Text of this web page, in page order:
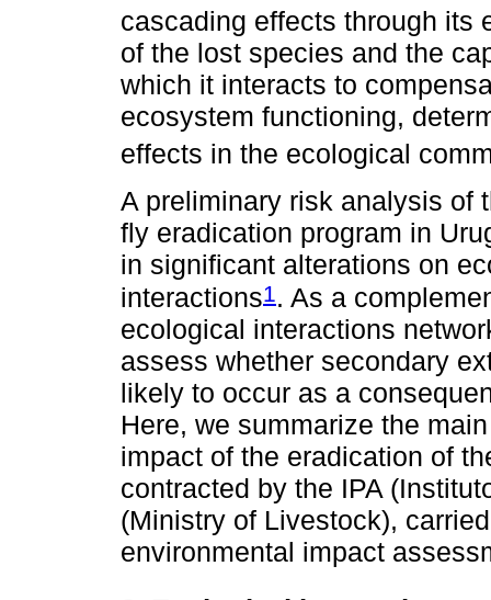
cascading effects through its
of the lost species and the
which it interacts to
ecosystem functioning,
effects in the ecological
A preliminary risk analysis of
fly eradication program in
in significant alterations on
interactions1 . As a
ecological interactions
assess whether secondary
likely to occur as a
Here, we summarize the
impact of the eradication of
contracted by the IPA
(Ministry of Livestock),
environmental impact